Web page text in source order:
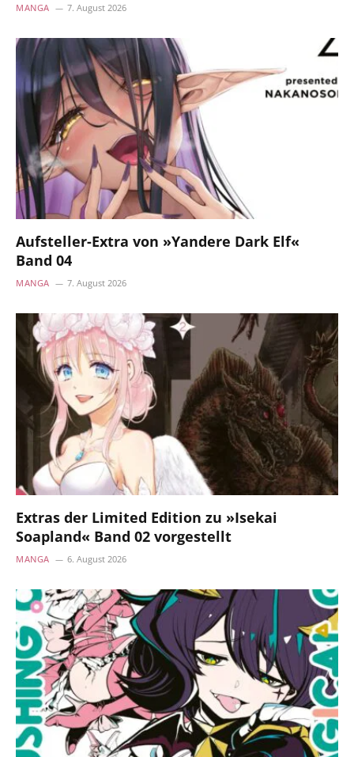
MANGA 7. August 2026
Aufsteller-Extra von »Yandere Dark Elf«
Band 04
MANGA 7. August 2026
Extras der Limited Edition zu »Isekai
Soapland« Band 02 vorgestellt
MANGA 6. August 2026